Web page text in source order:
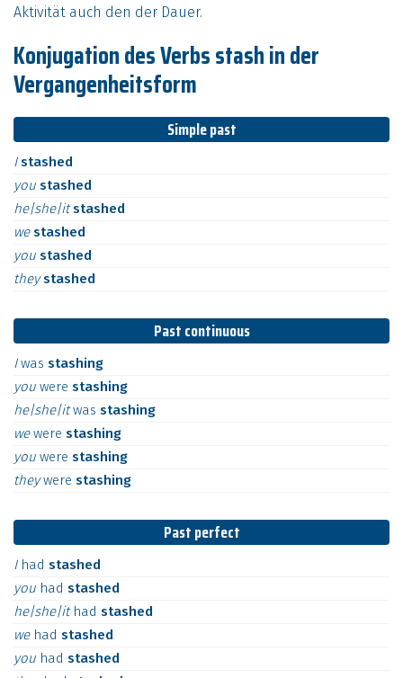
Aktivität auch den der Dauer.
Konjugation des Verbs stash in der
Vergangenheitsform
Simple past
Istashed
you stashed
he|she|itstashed
westashed
you stashed
theystashed
Past continuous
Iwas stashing
you were stashing
he|she|itwas stashing
wewere stashing
you were stashing
theywere stashing
Past perfect
I had stashed
you had stashed
he|she|it had stashed
we had stashed
you had stashed